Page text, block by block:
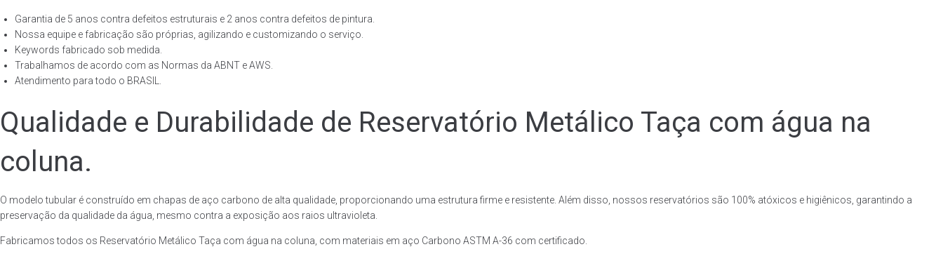
Garantia de 5 anos contra defeitos estruturais e 2 anos contra defeitos de pintura.
Nossa equipe e fabricação são próprias, agilizando e customizando o serviço.
Keywords fabricado sob medida.
Trabalhamos de acordo com as Normas da ABNT e AWS.
Atendimento para todo o BRASIL.
Qualidade e Durabilidade de Reservatório Metálico Taça com água na
coluna.
O modelo tubular é construído em chapas de aço carbono de alta qualidade, proporcionando uma estrutura firme e resistente. Além disso, nossos reservatórios são 100% atóxicos e higiênicos, garantindo a
preservação da qualidade da água, mesmo contra a exposição aos raios ultravioleta.
Fabricamos todos os Reservatório Metálico Taça com água na coluna, com materiais em aço Carbono ASTM A-36 com certificado.